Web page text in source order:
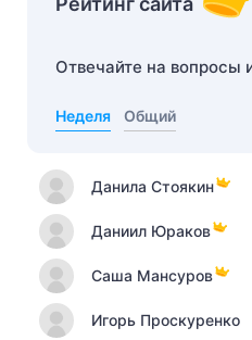
Отвечайте на вопросы
Неделя Общий
Данила Стоякин
Даниил Юраков
Саша Мансуров
Игорь Проскуренко